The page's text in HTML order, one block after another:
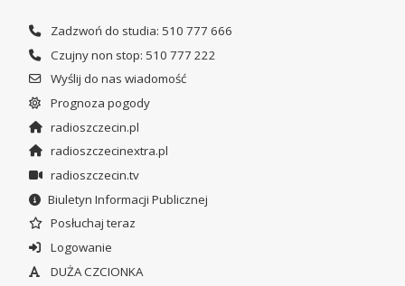
Zadzwoń do studia: 510 777 666
Czujny non stop: 510 777 222
Wyślij do nas wiadomość
Prognoza pogody
radioszczecin.pl
radioszczecinextra.pl
radioszczecin.tv
Biuletyn Informacji Publicznej
Posłuchaj teraz
Logowanie
DUŻA CZCIONKA